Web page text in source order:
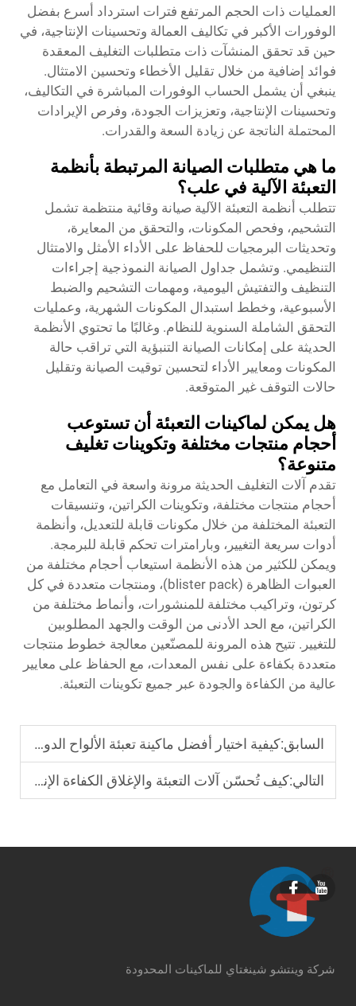
العمليات ذات الحجم المرتفع فترات استرداد أسرع بفضل
الوفورات الأكبر في تكاليف العمالة وتحسينات الإنتاجية، في
حين قد تحقق المنشآت ذات متطلبات التغليف المعقدة
فوائد إضافية من خلال تقليل الأخطاء وتحسين الامتثال.
ينبغي أن يشمل الحساب الوفورات المباشرة في التكاليف،
وتحسينات الإنتاجية، وتعزيزات الجودة، وفرص الإيرادات
المحتملة الناتجة عن زيادة السعة والقدرات.
ما هي متطلبات الصيانة المرتبطة بأنظمة
التعبئة الآلية في علب؟
تتطلب أنظمة التعبئة الآلية صيانة وقائية منتظمة تشمل
التشحيم، وفحص المكونات، والتحقق من المعايرة،
وتحديثات البرمجيات للحفاظ على الأداء الأمثل والامتثال
التنظيمي. وتشمل جداول الصيانة النموذجية إجراءات
التنظيف والتفتيش اليومية، ومهمات التشحيم والضبط
الأسبوعية، وخطط استبدال المكونات الشهرية، وعمليات
التحقق الشاملة السنوية للنظام. وغالبًا ما تحتوي الأنظمة
الحديثة على إمكانات الصيانة التنبؤية التي تراقب حالة
المكونات ومعايير الأداء لتحسين توقيت الصيانة وتقليل
حالات التوقف غير المتوقعة.
هل يمكن لماكينات التعبئة أن تستوعب
أحجام منتجات مختلفة وتكوينات تغليف
متنوعة؟
تقدم آلات التغليف الحديثة مرونة واسعة في التعامل مع
أحجام منتجات مختلفة، وتكوينات الكراتين، وتنسيقات
التعبئة المختلفة من خلال مكونات قابلة للتعديل، وأنظمة
أدوات سريعة التغيير، وبارامترات تحكم قابلة للبرمجة.
ويمكن للكثير من هذه الأنظمة استيعاب أحجام مختلفة من
العبوات الظاهرة (blister pack)، ومنتجات متعددة في كل
كرتون، وتراكيب مختلفة للمنشورات، وأنماط مختلفة من
الكراتين، مع الحد الأدنى من الوقت والجهد المطلوبين
للتغيير. تتيح هذه المرونة للمصنّعين معالجة خطوط منتجات
متعددة بكفاءة على نفس المعدات، مع الحفاظ على معايير
عالية من الكفاءة والجودة عبر جميع تكوينات التعبئة.
السابق:كيفية اختيار أفضل ماكينة تعبئة الألواح الدوائية لتلبية احتياجات الإنتاج الخاصة بك؟
التالي:كيف تُحسّن آلات التعبئة والإغلاق الكفاءة الإنتاجية للمصانع؟
شركة وينتشو شينغتاي للماكينات المحدودة